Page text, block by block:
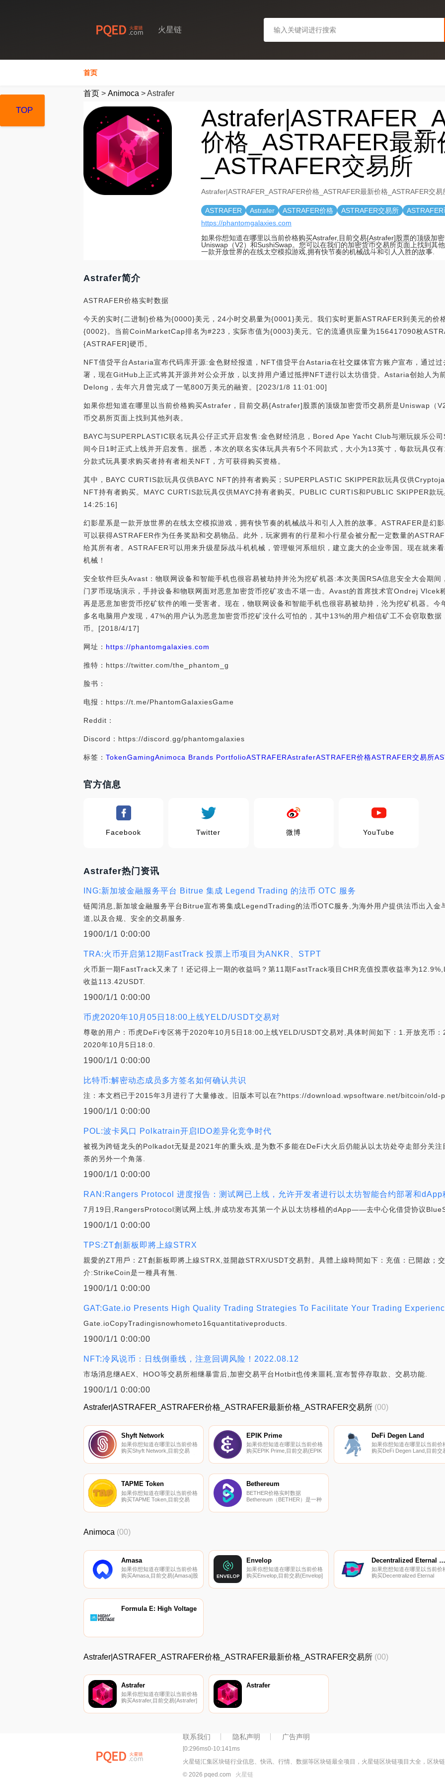
火星链
首页
首页 > Animoca >Astrafer
价格_ASTRAFER最新
_ASTRAFER交易所
Astrafer|ASTRAFER_ASTRAFER价格_ASTRAFER最新价格_ASTRAFER交易
ASTRAFER Astrafer ASTRAFER价格 ASTRAFER交易所
ASTRAFER
https://phantomgalaxies.com
如果你想知道在哪里以当前价格购买Astrafer,目前交易{Astrafer]股票的顶级加
Uniswap（V2）和SushiSwap。您可以在我们的加密货币交易所页面上找到其
一款开放世界的在线太空模拟游戏,拥有快节奏的机械战斗和引人入胜的故事.
Astrafer简介
ASTRAFER价格实时数据
今天的实时{二进制}价格为{0000}美元，24小时交易量为{0001}美元。我们实时更新ASTRAFER到美元的价
{0002}。当前CoinMarketCap排名为#223，实际市值为{0003}美元。它的流通供应量为156417090枚
{ASTRAFER]硬币。
NFT借贷平台Astaria宣布代码库开源:金色财经报道，NFT借贷平台Astaria在社交媒体官方账户宣布，通过
署，现在GitHub上正式将其开源并对公众开放，以支持用户通过抵押NFT进行以太坊借贷。Astaria创始人为
Delong，去年六月曾完成了一笔800万美元的融资。[2023/1/8 11:01:00]
如果你想知道在哪里以当前价格购买Astrafer，目前交易{Astrafer]股票的顶级加密货币交易所是Uniswap（
币交易所页面上找到其他列表。
BAYC与SUPERPLASTIC联名玩具公仔正式开启发售:金色财经消息，Bored Ape Yacht Club与潮玩娱乐公
间今日1时正式上线并开启发售。据悉，本次的联名实体玩具共有5个不同款式，大小为13英寸，每款玩具仅
分款式玩具要求购买者持有者相关NFT，方可获得购买资格。
其中，BAYC CURTIS款玩具仅供BAYC NFT的持有者购买；SUPERPLASTIC SKIPPER款玩具仅供
NFT持有者购买。MAYC CURTIS款玩具仅供MAYC持有者购买。PUBLIC CURTIS和PUBLIC SKIPPER款
14:25:16]
幻影星系是一款开放世界的在线太空模拟游戏，拥有快节奏的机械战斗和引人入胜的故事。ASTRAFER是幻
可以获得ASTRAFER作为任务奖励和交易物品。此外，玩家拥有的行星和小行星会被分配一定数量的
给其所有者。ASTRAFER可以用来升级星际战斗机机械，管理银河系组织，建立庞大的企业帝国。现在就来
机械！
安全软件巨头Avast：物联网设备和智能手机也很容易被劫持并沦为挖矿机器:本次美国RSA信息安全大会期
门罗币现场演示，手持设备和物联网面对恶意加密货币挖矿攻击不堪一击。Avast的首席技术官Ondrej Vlcek
再是恶意加密货币挖矿软件的唯一受害者。现在，物联网设备和智能手机也很容易被劫持，沦为挖矿机器。
多名电脑用户发现，47%的用户认为恶意加密货币挖矿没什么可怕的，其中13%的用户相信矿工不会窃取数
币。[2018/4/17]
网址： https://phantomgalaxies.com
推特：https://twitter.com/the_phantom_g
脸书：
电报：https://t.me/PhantomGalaxiesGame
Reddit：
Discord：https://discord.gg/phantomgalaxies
标签： TokenGamingAnimoca Brands PortfolioASTRAFERAstraferASTRAFER价格ASTRAFER交易所
官方信息
Facebook Twitter 微博 YouTube
Astrafer热门资讯
ING:新加坡金融服务平台 Bitrue 集成 Legend Trading 的法币 OTC 服务
链闻消息,新加坡金融服务平台Bitrue宣布将集成LegendTrading的法币OTC服务,为海外用户提供法币出入金
道,以及合规、安全的交易服务.
1900/1/1 0:00:00
TRA:火币开启第12期FastTrack 投票上币项目为ANKR、STPT
火币新一期FastTrack又来了！还记得上一期的收益吗？第11期FastTrack项目CHR充值投票收益率为
收益113.42USDT.
1900/1/1 0:00:00
币虎2020年10月05日18:00上线YELD/USDT交易对
尊敬的用户：币虎DeFi专区将于2020年10月5日18:00上线YELD/USDT交易对,具体时间如下：1.开放充币
2020年10月5日18:0.
1900/1/1 0:00:00
比特币:解密动态成员多方签名如何确认共识
注：本文档已于2015年3月进行了大量修改。旧版本可以在?https://download.wpsoftware.net/bitcoin/old-
1900/1/1 0:00:00
POL:波卡风口 Polkatrain开启IDO差异化竞争时代
被视为跨链龙头的Polkadot无疑是2021年的重头戏,是为数不多能在DeFi大火后仍能从以太坊处夺走部分关
荼的另外一个角落.
1900/1/1 0:00:00
RAN:Rangers Protocol 进度报告：测试网已上线，允许开发者进行以太坊智能合约部署和dApp
7月19日,RangersProtocol测试网上线,并成功发布其第一个从以太坊移植的dApp——去中心化借贷协议
1900/1/1 0:00:00
TPS:ZT創新板即將上線STRX
親愛的ZT用戶：ZT創新板即將上線STRX,並開啟STRX/USDT交易對。具體上線時間如下：充值：已開啟；
介:StrikeCoin是一種具有無.
1900/1/1 0:00:00
GAT:Gate.io Presents High Quality Trading Strategies To Facilitate Your Trading
Gate.ioCopyTradingisnowhometo16quantitativeproducts.
1900/1/1 0:00:00
NFT:冷风说币：日线倒垂线，注意回调风险！2022.08.12
市场消息继AEX、HOO等交易所相继暴雷后,加密交易平台Hotbit也传来噩耗,宣布暂停存取款、交易功能.
1900/1/1 0:00:00
TOP
Astrafer|ASTRAFER_ASTRAFER价格_ASTRAFER最新价格_ASTRAFER交易所 (00)
Shyft Network
如果你想知道在哪里以当前价格
购买Shyft Network,目前交易
货币交易所是KuCoin、
密货币交易所页面上找到其他列
表.
EPIK Prime
如果你想知道在哪里以当前价格
购买EPIK Prime,目前交易{EPIK
所是Bitrue、KuCoin、Gate.io、
其他列表.
DeFi Degen Land
如果你想知道在哪里以当前价
购买DeFi Degen Land,目前交
加密货币交易所是CoinTiger和
TAPME Token
如果你想知道在哪里以当前价格
购买TAPME Token,目前交易
货币交易所是DODO（BSC）。
Bethereum
BETHER价格实时数据
Bethereum（BETHER）是一种
行。Bethereum目前的供应量为
TOP
Animoca (00)
Amasa
如果你想知道在哪里以当前价格
购买Amasa,目前交易{Amasa]股
CoinW。您可以在我们的加密货
投资平台将用户连接到Web 3.0
和DeFi交叉点的多个收入提供
Envelop
如果你想知道在哪里以当前价格
购买Envelop,目前交易{Envelop]
Gate.io、PancakeSwap（V2）
Decentralized Eternal Virtual Traveller
如果您想知道在哪里以当前价
购买Decentralized Eternal
｛DEVTnname｝股票的顶级
Formula E: High Voltage
TOP
Astrafer|ASTRAFER_ASTRAFER价格_ASTRAFER最新价格_ASTRAFER交易所 (00)
Astrafer
如果你想知道在哪里以当前价格
购买Astrafer,目前交易{Astrafer]
Uniswap（V2）和SushiSwap。
是一款开放世界的在线太空模拟
游戏,拥有快节奏的机械战斗和
Astrafer
联系我们 隐私声明 广告声明
[0:296ms0-10:141ms
火星链汇集区块链行业信息、快讯、行情、数据等区块链最全项目，火星链区块链项目大全，区块
© 2026 pqed.com 火星链